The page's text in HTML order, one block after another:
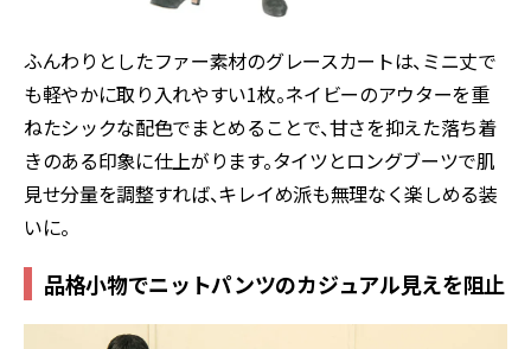
ふんわりとしたファー素材のグレースカートは、ミニ丈で
も軽やかに取り入れやすい1枚。ネイビーのアウターを重
ねたシックな配色でまとめることで、甘さを抑えた落ち着
きのある印象に仕上がります。タイツとロングブーツで肌
見せ分量を調整すれば、キレイめ派も無理なく楽しめる装
いに。
品格小物でニットパンツのカジュアル見えを阻止